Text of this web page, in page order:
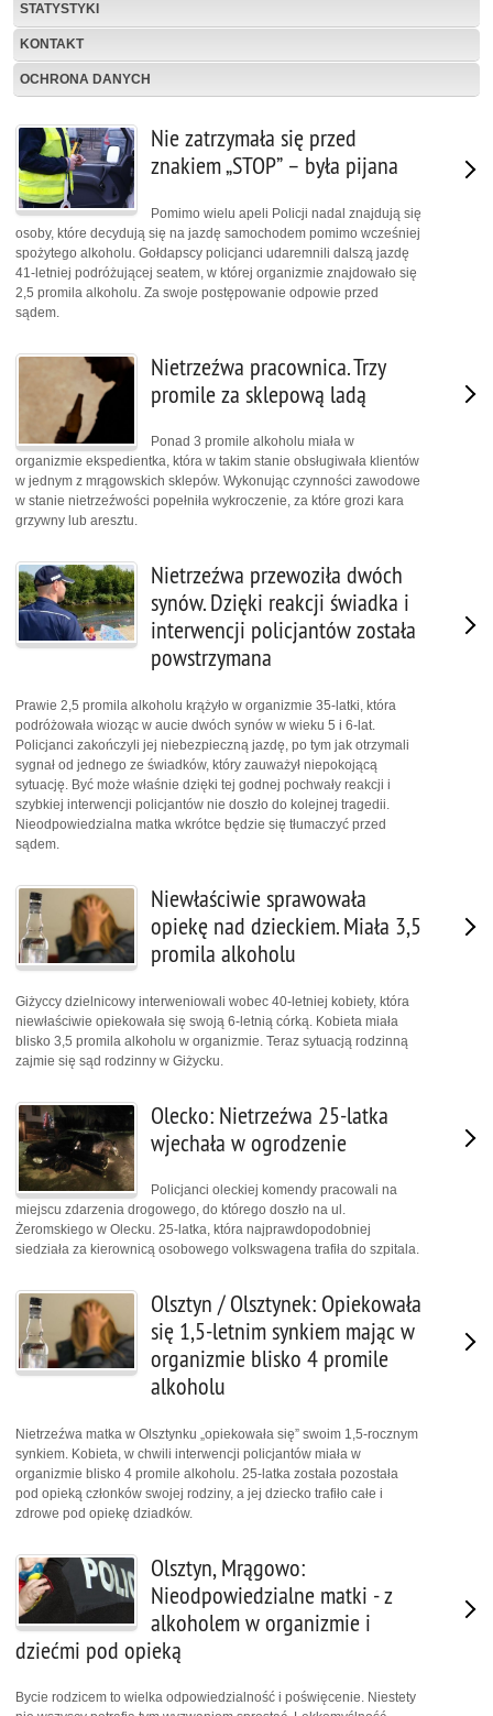
STATYSTYKI
KONTAKT
OCHRONA DANYCH
Nie zatrzymała się przed
znakiem „STOP” – była pijana
Pomimo wielu apeli Policji nadal znajdują się
osoby, które decydują się na jazdę samochodem pomimo wcześniej
spożytego alkoholu. Gołdapscy policjanci udaremnili dalszą jazdę
41-letniej podróżującej seatem, w której organizmie znajdowało się
2,5 promila alkoholu. Za swoje postępowanie odpowie przed
sądem.
Nietrzeźwa pracownica. Trzy
promile za sklepową ladą
Ponad 3 promile alkoholu miała w
organizmie ekspedientka, która w takim stanie obsługiwała klientów
w jednym z mrągowskich sklepów. Wykonując czynności zawodowe
w stanie nietrzeźwości popełniła wykroczenie, za które grozi kara
grzywny lub aresztu.
Nietrzeźwa przewoziła dwóch
synów. Dzięki reakcji świadka i
interwencji policjantów została
powstrzymana
Prawie 2,5 promila alkoholu krążyło w organizmie 35-latki, która
podróżowała wioząc w aucie dwóch synów w wieku 5 i 6-lat.
Policjanci zakończyli jej niebezpieczną jazdę, po tym jak otrzymali
sygnał od jednego ze świadków, który zauważył niepokojącą
sytuację. Być może właśnie dzięki tej godnej pochwały reakcji i
szybkiej interwencji policjantów nie doszło do kolejnej tragedii.
Nieodpowiedzialna matka wkrótce będzie się tłumaczyć przed
sądem.
Niewłaściwie sprawowała
opiekę nad dzieckiem. Miała 3,5
promila alkoholu
Giżyccy dzielnicowy interweniowali wobec 40-letniej kobiety, która
niewłaściwie opiekowała się swoją 6-letnią córką. Kobieta miała
blisko 3,5 promila alkoholu w organizmie. Teraz sytuacją rodzinną
zajmie się sąd rodzinny w Giżycku.
Olecko: Nietrzeźwa 25-latka
wjechała w ogrodzenie
Policjanci oleckiej komendy pracowali na
miejscu zdarzenia drogowego, do którego doszło na ul.
Żeromskiego w Olecku. 25-latka, która najprawdopodobniej
siedziała za kierownicą osobowego volkswagena trafiła do szpitala.
Olsztyn / Olsztynek: Opiekowała
się 1,5-letnim synkiem mając w
organizmie blisko 4 promile
alkoholu
Nietrzeźwa matka w Olsztynku „opiekowała się” swoim 1,5-rocznym
synkiem. Kobieta, w chwili interwencji policjantów miała w
organizmie blisko 4 promile alkoholu. 25-latka została pozostała
pod opieką członków swojej rodziny, a jej dziecko trafiło całe i
zdrowe pod opiekę dziadków.
Olsztyn, Mrągowo:
Nieodpowiedzialne matki - z
alkoholem w organizmie i
dziećmi pod opieką
Bycie rodzicem to wielka odpowiedzialność i poświęcenie. Niestety